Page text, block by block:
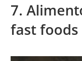
7.
fast foods